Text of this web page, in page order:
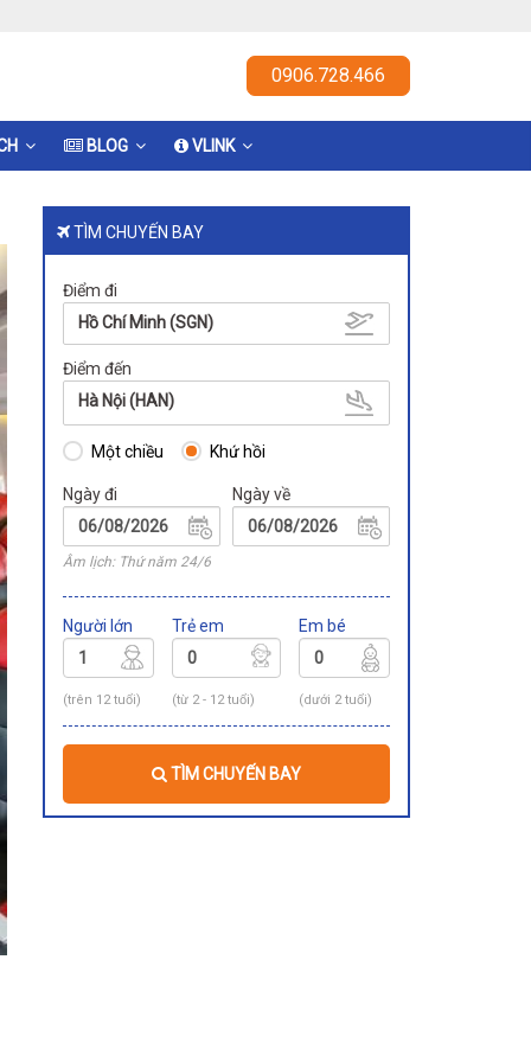
0906.728.466
BLOG VLINK
TÌM CHUYẾN BAY
Điểm đi
Hồ Chí Minh (SGN)
Điểm đến
Hà Nội (HAN)
Một chiều Khứ hồi
Ngày đi
Âm lịch: Thứ năm 24/6
Ngày về
Người lớn
(trên 12 tuổi)
Trẻ em
(từ 2 - 12 tuổi)
Em bé
(dưới 2 tuổi)
TÌM CHUYẾN BAY